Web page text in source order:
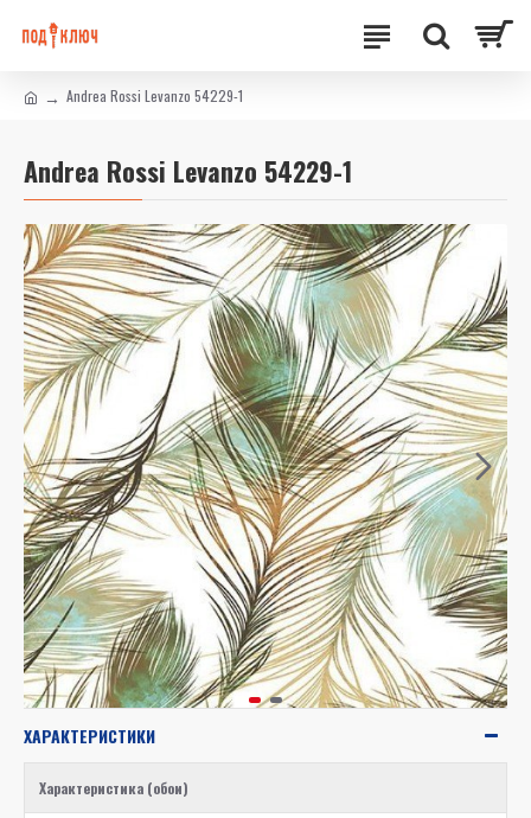
Andrea Rossi Levanzo 54229-1
Andrea Rossi Levanzo 54229-1
ХАРАКТЕРИСТИКИ
Характеристика (обои)